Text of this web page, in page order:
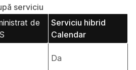
serviciu
de
Serviciu hibrid
Calendar
Da